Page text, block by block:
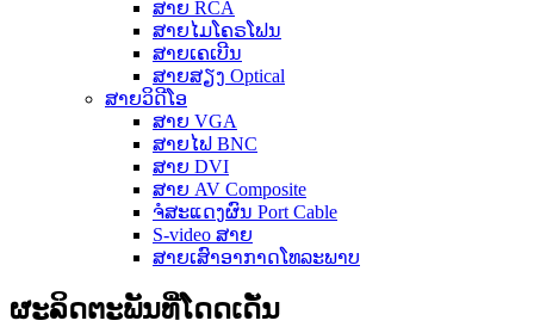
ສາຍ RCA
ສາຍໄມໂຄຣໂຟນ
ສາຍເຄເບີນ
ສາຍສຽງ Optical
ສາຍວິດີໂອ
ສາຍ VGA
ສາຍໄຟ BNC
ສາຍ DVI
ສາຍ AV Composite
ຈໍສະແດງຜົນ Port Cable
S-video ສາຍ
ສາຍເສົາອາກາດໂທລະພາບ
ຜະລິດຕະພັນທີ່ໂດດເດັ່ນ